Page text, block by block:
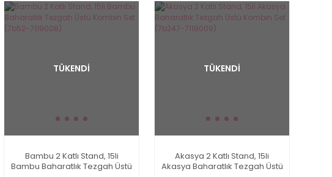
TÜKENDİ
Bambu 2 Katlı Stand, 15li
Bambu Baharatlık Tezgah Üstü
TÜKENDİ
Akasya 2 Katlı Stand, 15li
Akasya Baharatlık Tezgah Üstü